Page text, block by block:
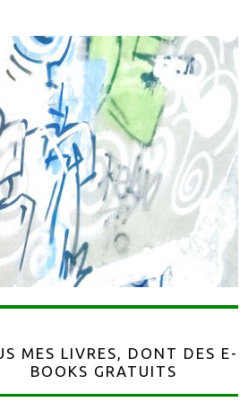
MES LIVRES, DONT DES E-
BOOKS GRATUITS